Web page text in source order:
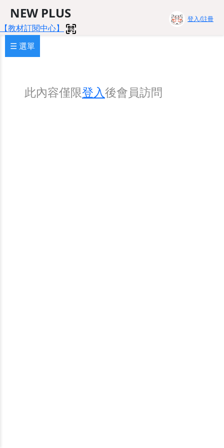
NEW PLUS
【教材訂閱中心】
登入/註冊
此內容僅限登入後會員訪問
☰ 選單